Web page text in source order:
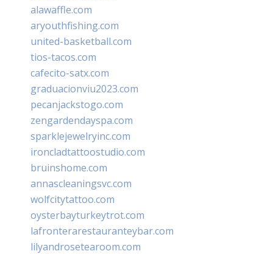
alawaffle.com
aryouthfishing.com
united-basketball.com
tios-tacos.com
cafecito-satx.com
graduacionviu2023.com
pecanjackstogo.com
zengardendayspa.com
sparklejewelryinc.com
ironcladtattoostudio.com
bruinshome.com
annascleaningsvc.com
wolfcitytattoo.com
oysterbayturkeytrot.com
lafronterarestauranteybar.com
lilyandrosetearoom.com